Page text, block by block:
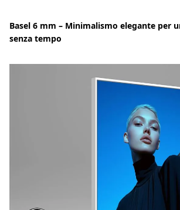
Basel 6 mm – Minimalismo elegante per
senza tempo